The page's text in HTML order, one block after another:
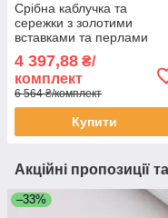
Срібна каблучка та
сережки з золотими
вставками та перлами
Хай-тек
4 397,88 ₴/
комплект
6 564 ₴/комплект
Купити
Акційні пропозиції
–33%